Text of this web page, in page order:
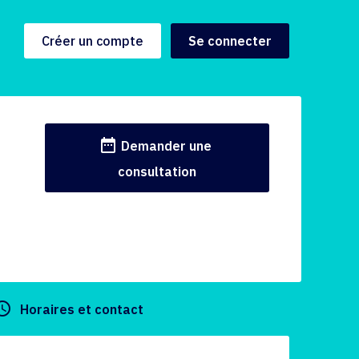
Créer un compte Se connecter
date_range Demander une
consultation
Horaires et contact